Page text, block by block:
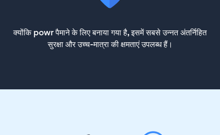
क्योंकि powr पैमाने के लिए बनाया गया है, इसमें सबसे उन्नत अंतर्निहित
सुरक्षा और उच्च-मात्रा की क्षमताएं उपलब्ध हैं।